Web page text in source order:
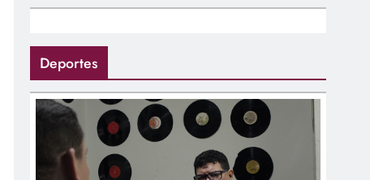
Deportes